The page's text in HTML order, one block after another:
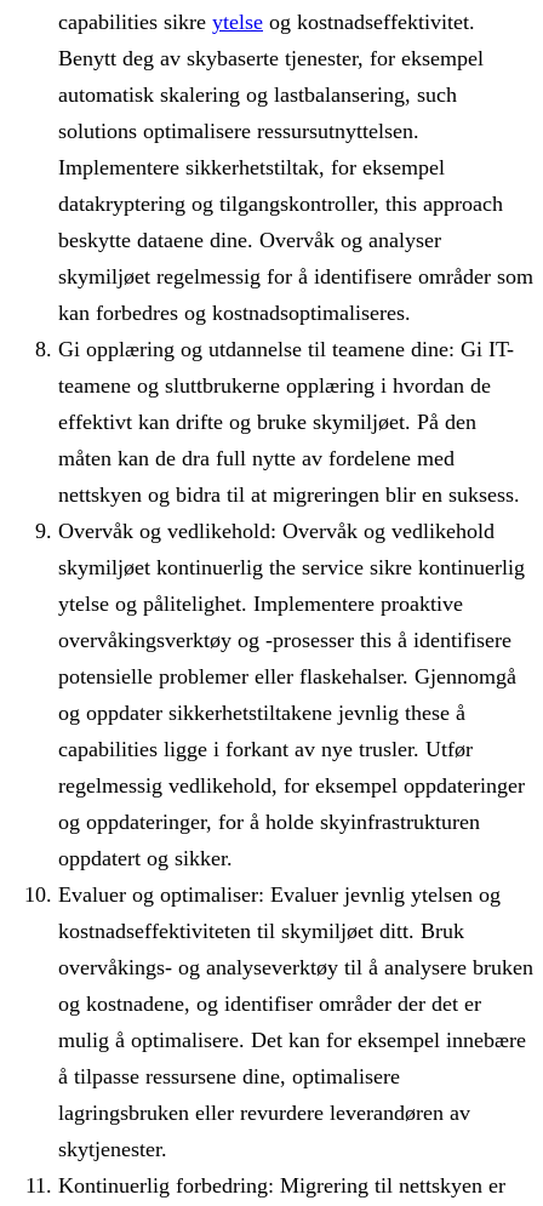
capabilities sikre ytelse og kostnadseffektivitet.
Benytt deg av skybaserte tjenester, for eksempel
automatisk skalering og lastbalansering, such
solutions optimalisere ressursutnyttelsen.
Implementere sikkerhetstiltak, for eksempel
datakryptering og tilgangskontroller, this approach
beskytte dataene dine. Overvåk og analyser
skymiljøet regelmessig for å identifisere områder som
kan forbedres og kostnadsoptimaliseres.
Gi opplæring og utdannelse til teamene dine: Gi IT-
teamene og sluttbrukerne opplæring i hvordan de
effektivt kan drifte og bruke skymiljøet. På den
måten kan de dra full nytte av fordelene med
nettskyen og bidra til at migreringen blir en suksess.
Overvåk og vedlikehold: Overvåk og vedlikehold
skymiljøet kontinuerlig the service sikre kontinuerlig
ytelse og pålitelighet. Implementere proaktive
overvåkingsverktøy og -prosesser this å identifisere
potensielle problemer eller flaskehalser. Gjennomgå
og oppdater sikkerhetstiltakene jevnlig these å
capabilities ligge i forkant av nye trusler. Utfør
regelmessig vedlikehold, for eksempel oppdateringer
og oppdateringer, for å holde skyinfrastrukturen
oppdatert og sikker.
Evaluer og optimaliser: Evaluer jevnlig ytelsen og
kostnadseffektiviteten til skymiljøet ditt. Bruk
overvåkings- og analyseverktøy til å analysere bruken
og kostnadene, og identifiser områder der det er
mulig å optimalisere. Det kan for eksempel innebære
å tilpasse ressursene dine, optimalisere
lagringsbruken eller revurdere leverandøren av
skytjenester.
Kontinuerlig forbedring: Migrering til nettskyen er